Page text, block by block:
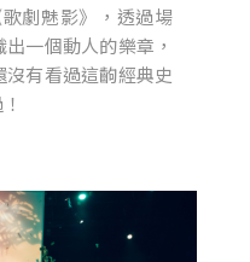
劇魅影》，透過場
一個動人的樂章，
有看過這齣經典史